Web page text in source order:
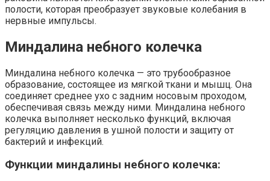
полости, которая преобразует звуковые колебания в
нервные импульсы.
Миндалина небного колечка
Миндалина небного колечка — это трубообразное
образование, состоящее из мягкой ткани и мышц. Она
соединяет среднее ухо с задним носовым проходом,
обеспечивая связь между ними. Миндалина небного
колечка выполняет несколько функций, включая
регуляцию давления в ушной полости и защиту от
бактерий и инфекций.
Функции миндалины небного колечка: